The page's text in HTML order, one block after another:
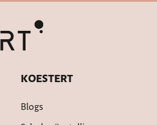
KOESTERT
Blogs